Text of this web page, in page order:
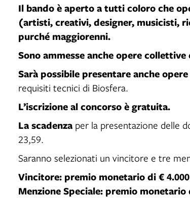
Il bando è aperto a tutti coloro che
(artisti, creativi, designer, musicisti,
purché maggiorenni.
Sono ammesse anche opere
Sarà possibile presentare anche
requisiti tecnici di Biosfera.
L’iscrizione al concorso è gratuita.
La scadenza per la presentazione delle
23,59.
Saranno selezionati un vincitore e tre
Vincitore: premio monetario di € 4.000
Menzione Speciale: premio monetario